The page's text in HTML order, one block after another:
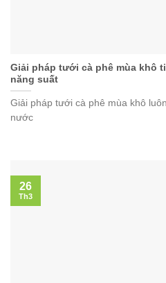
Giải pháp tưới cà phê mùa khô
năng suất
Giải pháp tưới cà phê mùa khô
nước
26
Th3